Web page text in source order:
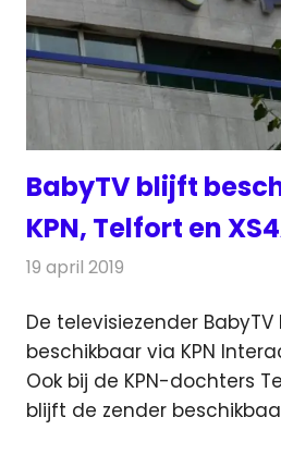
BabyTV blijft
KPN, Telfort en
19 april 2019
De televisiezender BabyTV
beschikbaar via KPN
Ook bij de KPN-dochters
blijft de zender